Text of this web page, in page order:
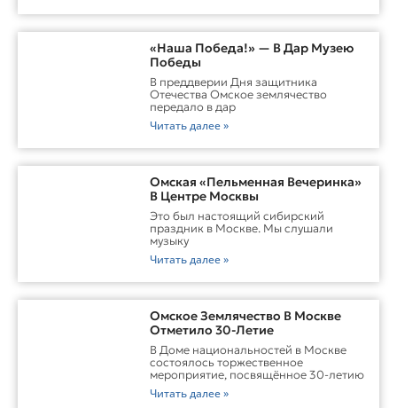
«Наша Победа!» — В Дар Музею
Победы
В преддверии Дня защитника
Отечества Омское землячество
передало в дар
Читать далее »
Омская «Пельменная Вечеринка»
В Центре Москвы
Это был настоящий сибирский
праздник в Москве. Мы слушали
музыку
Читать далее »
Омское Землячество В Москве
Отметило 30-Летие
В Доме национальностей в Москве
состоялось торжественное
мероприятие, посвящённое 30-летию
Читать далее »